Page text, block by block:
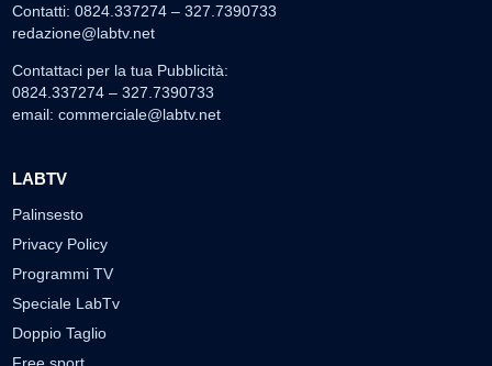
Contatti: 0824.337274 – 327.7390733
redazione@labtv.net
Contattaci per la tua Pubblicità:
0824.337274 – 327.7390733
email: commerciale@labtv.net
LABTV
Palinsesto
Privacy Policy
Programmi TV
Speciale LabTv
Doppio Taglio